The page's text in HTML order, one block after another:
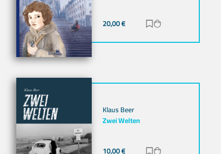
20,00€ Zur Merkliste
Klaus Beer
Zwei Welten
10,00€